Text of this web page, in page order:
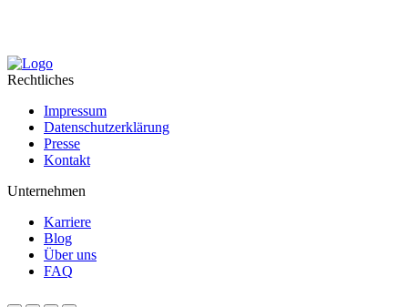
Rechtliches
Impressum
Datenschutzerklärung
Presse
Kontakt
Unternehmen
Karriere
Blog
Über uns
FAQ